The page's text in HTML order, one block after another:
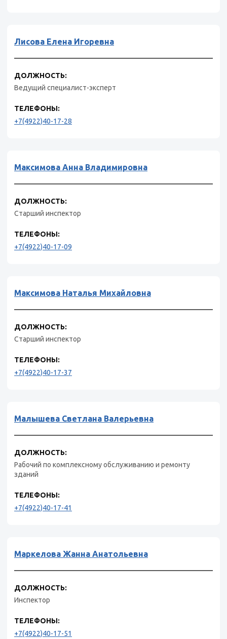
Лисова Елена Игоревна
ДОЛЖНОСТЬ:
Ведущий специалист-эксперт
ТЕЛЕФОНЫ:
+7(4922)40-17-28
Максимова Анна Владимировна
ДОЛЖНОСТЬ:
Старший инспектор
ТЕЛЕФОНЫ:
+7(4922)40-17-09
Максимова Наталья Михайловна
ДОЛЖНОСТЬ:
Старший инспектор
ТЕЛЕФОНЫ:
+7(4922)40-17-37
Малышева Светлана Валерьевна
ДОЛЖНОСТЬ:
Рабочий по комплексному обслуживанию и ремонту
зданий
ТЕЛЕФОНЫ:
+7(4922)40-17-41
Маркелова Жанна Анатольевна
ДОЛЖНОСТЬ:
Инспектор
ТЕЛЕФОНЫ:
+7(4922)40-17-51